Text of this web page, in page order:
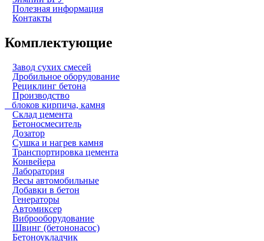
Полезная информация
Контакты
Комплектующие
Завод сухих смесей
Дробильное оборудование
Рециклинг бетона
Производство
блоков кирпича, камня
Склад цемента
Бетоносмеситель
Дозатор
Сушка и нагрев камня
Транспортировка цемента
Конвейера
Лаборатория
Весы автомобильные
Добавки в бетон
Генераторы
Автомиксер
Виброоборудование
Швинг (бетононасос)
Бетоноукладчик